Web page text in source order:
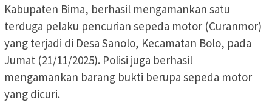
Kabupaten Bima, berhasil mengamankan satu
terduga pelaku pencurian sepeda motor (Curanmor)
yang terjadi di Desa Sanolo, Kecamatan Bolo, pada
Jumat (21/11/2025). Polisi juga berhasil
mengamankan barang bukti berupa sepeda motor
yang dicuri.